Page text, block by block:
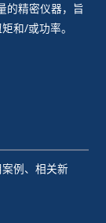
的精密仪器，旨
和/或功率。
例、相关新